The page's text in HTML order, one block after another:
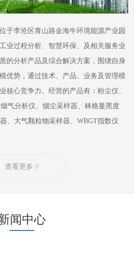
于李沧区青山路金海牛环境能源产业园
业过程分析、智慧环保、及相关服务业
的分析产品及综合解决方案，围绕自身
优势，通过技术、产品、业务及管理模
核心竞争力。经营的产品有：粉尘仪、
气分析仪、烟尘采样器、林格曼黑度
、大气颗粒物采样器、WBGT指数仪
查看更多 //
闻中心